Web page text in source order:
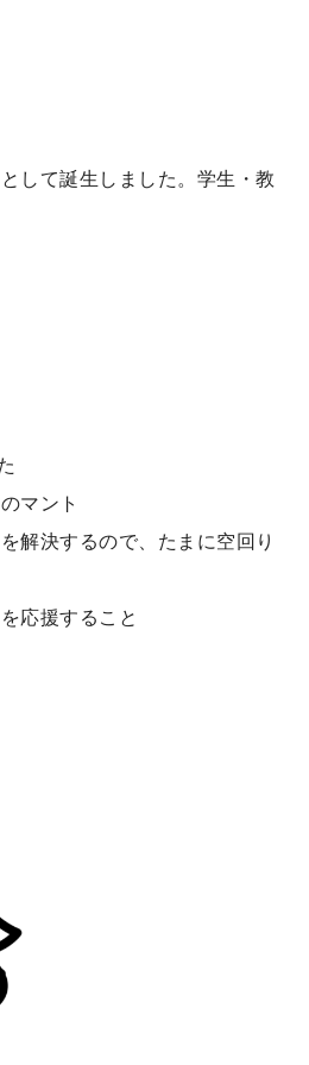
して誕生しました。学生・教
マント
解決するので、たまに空回り
応援すること